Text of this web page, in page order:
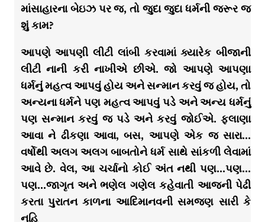
માંસાહારના બેઇઝ પર જ, તો જુદા જુદા ધર્મની જરૂર જ
શું કામ?
આપણે આપણી લીટી લાંબી કરવામાં ક્યારેક બીજાની
લીટી નાની કરી નાખીએ છીએ. જો આપણે આપણા
ધર્મનું મહત્વ આપવું હોય અને સન્માન કરવું જ હોય, તો
અન્યના ધર્મને પણ મહત્વ આપવું પડે અને અન્ય ધર્મનું
પણ સન્માન કરવું જ પડે અને કરવું જોઈએ. ફલાણા
આવા ને ઢીકણા આવા, બસ, આપણે એક જ સારા…
વર્ષોથી અલગ અલગ બાબતોને ધર્મ સાથે સાંકળી લેવામાં
આવે છે. વેલ, આ ચર્ચાનો કોઈ અંત નથી પણ…પણ…
પણ…જાગૃત અને ભણેલ ગણેલ કહેવાતી આજની પેઢી
કરતા પુરાતન કાળના આદિમાનવની સમજણ સારી કે
નહિ